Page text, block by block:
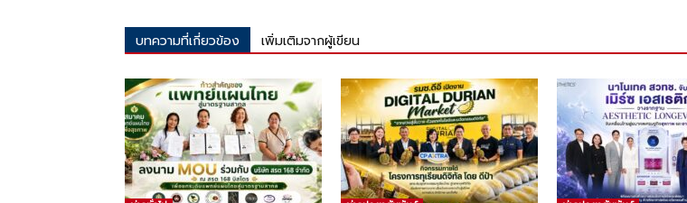
บทความที่เกี่ยวข้อง เพิ่มเติมจากผู้เขียน